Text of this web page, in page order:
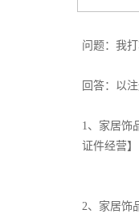
问题：我
回答：以
1、家居饰
证件经营】
2、家居饰